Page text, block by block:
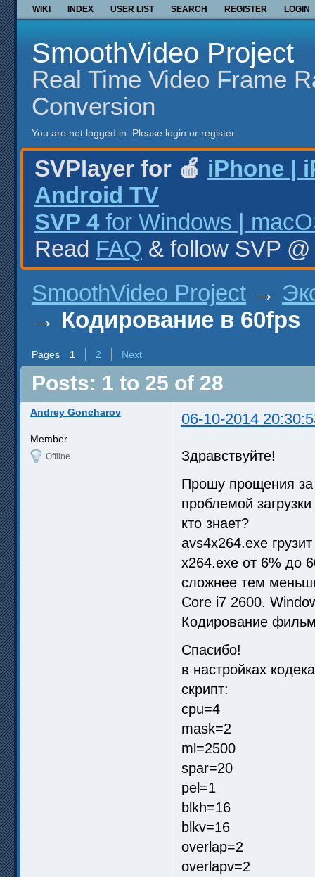
WIKI INDEX USER LIST SEARCH REGISTER LOGIN
SmoothVideo Project
Real Time Video Frame
Conversion
You are not logged in. Please login or register.
SVPlayer for 🍎 iPhone |
Android TV
SVP 4 for Windows |
Read FAQ & follow SVP
SmoothVideo Project →
→ Кодирование в 60fps
Pages 1 2 Next
Posts: 1 to 25 of 28
Andrey Goncharov 06-10-2014
Member
Offline
Здравствуйте!
Прошу прощения за
проблемой
кто знает?
avs4x264.exe
x264.exe от 6% до
сложнее тем
Core i7 2600.
Кодирование
Спасибо!
в настройках
скрипт:
cpu=4
mask=2
ml=2500
spar=20
pel=1
blkh=16
blkv=16
overlap=2
overlapv=2